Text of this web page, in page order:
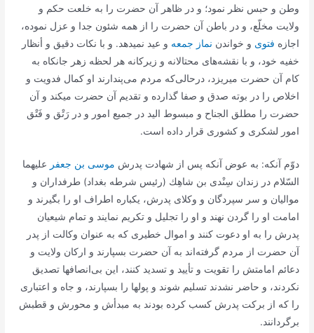
وطن و حبس نظر نمود؛ و در ظاهر آن حضرت را به خلعت حكم و
ولایت مخلّع، و در باطن آن حضرت را از همه شئون جدا و عزل نموده،
اجازه فتوى و خواندن نماز جمعه و عید نمیدهد. و با نكات دقیق و أنظار
خفیه خود، و با نقشه‌هاى محتالانه و زیركانه هر لحظه زهر جانكاه به
كام آن حضرت میریزد، درحالى‌كه مردم مى‌پندارند او كمال فدویت و
اخلاص را در بوته صدق و صفا گذارده و تقدیم آن حضرت میكند و آن
حضرت را مطلق الجناح و مبسوط الید در جمیع امور و در رَتْق و فَتْق
امور لشكرى و كشورى قرار داده است.
دوّم آنكه: به عوض آنكه پس از شهادت پدرش موسى بن جعفر علیهما
السّلام در زندان سِنْدى بن شاهِك (رئیس شرطه بغداد) طرفداران و
موالیان و سر سپردگان و وكلاى پدرش، یكباره اطراف او را بگیرند و
امامت او را گردن نهند و او را تجلیل و تكریم نمایند و تمام شیعیان
پدرش را به او دعوت كنند و اموال خطیرى كه به عنوان وكالت از پدر
آن حضرت از مردم گرفته‌اند به آن حضرت بسپارند و اركان ولایت و
دعائم امامتش را تقویت و تأیید و تسدید كنند، این بى‌انصافها تصدیق
نكردند، و حاضر نشدند تسلیم شوند و پولها را بسپارند، و جاه و اعتبارى
را كه از بركت پدرش كسب كرده بودند به مبدأش و محورش و قطبش
برگردانند.